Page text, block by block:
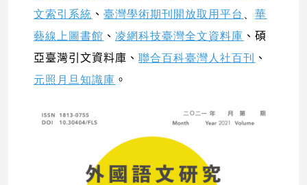
文索引系統 、臺灣學術期刊開放取用平台 、華
藝線上圖書館 、凌網科技臺灣全文資料庫 、碩
亞臺灣引文資料庫、聯合百科臺灣人社百刊 、
元照月旦知識庫 。